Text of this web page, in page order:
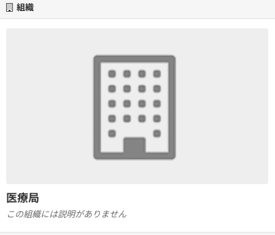
組織
医療局
この組織には説明がありません